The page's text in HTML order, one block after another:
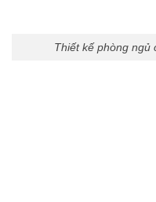
Thiết kế phòng ngủ